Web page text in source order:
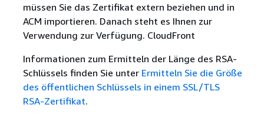
müssen Sie das Zertifikat extern beziehen und in
ACM importieren. Danach steht es Ihnen zur
Verwendung zur Verfügung. CloudFront
Informationen zum Ermitteln der Länge des RSA-
Schlüssels finden Sie unter Ermitteln Sie die Größe
des öffentlichen Schlüssels in einem SSL/TLS
RSA-Zertifikat.